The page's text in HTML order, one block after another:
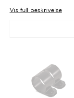
Visfull beskrivelse